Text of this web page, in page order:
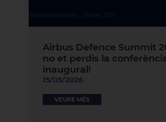
Airbus Defence Summit
no et perdis la
inaugural!
15/05/2026
VEURE MÉS